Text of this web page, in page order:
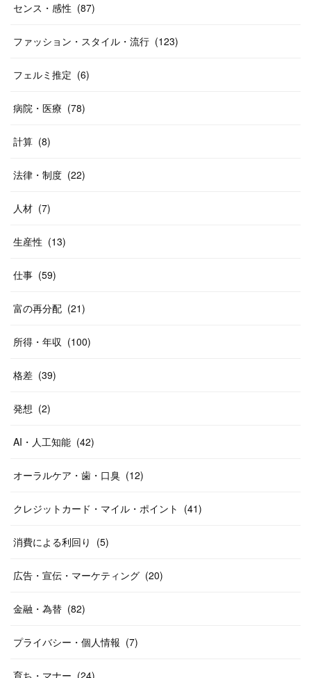
センス・感性 (87)
ファッション・スタイル・流行 (123)
フェルミ推定 (6)
病院・医療 (78)
計算 (8)
法律・制度 (22)
人材 (7)
生産性 (13)
仕事 (59)
富の再分配 (21)
所得・年収 (100)
格差 (39)
発想 (2)
AI・人工知能 (42)
オーラルケア・歯・口臭 (12)
クレジットカード・マイル・ポイント (41)
消費による利回り (5)
広告・宣伝・マーケティング (20)
金融・為替 (82)
プライバシー・個人情報 (7)
育ち・マナー (24)